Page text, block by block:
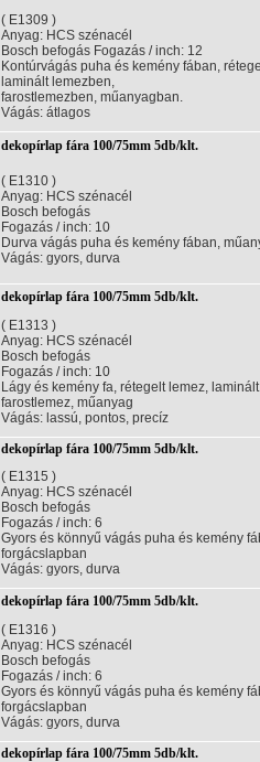
( E1309 )
Anyag: HCS szénacél
Bosch befogás Fogazás / inch: 12
Kontúrvágás puha és kemény fában,
laminált lemezben,
farostlemezben, műanyagban.
Vágás: átlagos
dekopírlap fára 100/75mm 5db/klt.
( E1310 )
Anyag: HCS szénacél
Bosch befogás
Fogazás / inch: 10
Durva vágás puha és kemény fában,
Vágás: gyors, durva
dekopírlap fára 100/75mm 5db/klt.
( E1313 )
Anyag: HCS szénacél
Bosch befogás
Fogazás / inch: 10
Lágy és kemény fa, rétegelt lemez,
farostlemez, műanyag
Vágás: lassú, pontos, precíz
dekopírlap fára 100/75mm 5db/klt.
( E1315 )
Anyag: HCS szénacél
Bosch befogás
Fogazás / inch: 6
Gyors és könnyű vágás puha és kemény
forgácslapban
Vágás: gyors, durva
dekopírlap fára 100/75mm 5db/klt.
( E1316 )
Anyag: HCS szénacél
Bosch befogás
Fogazás / inch: 6
Gyors és könnyű vágás puha és kemény
forgácslapban
Vágás: gyors, durva
dekopírlap fára 100/75mm 5db/klt.